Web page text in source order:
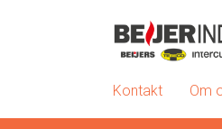
INTERCUT
Er kompletta leverantör av
Kontakt Om